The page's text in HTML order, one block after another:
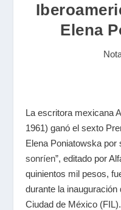
Elena
La escritora mexicana
1961) ganó el sexto
Elena Poniatowska por
sonríen”, editado por
quinientos mil pesos,
durante la
Ciudad de México